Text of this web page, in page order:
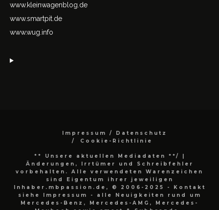
www.kleinwagenblog.de
www.smartpit.de
www.wug.info
Impressum / Datenschutz
Cookie-Richtlinie
** Unsere aktuellen Mediadaten **/
|
Änderungen, Irrtümer und Schreibfehler
vorbehalten. Alle verwendeten Warenzeichen
sind Eigentum ihrer jeweiligen
Inhaber.mbpassion.de, © 2006-2025 - Kontakt
siehe Impressum - alle Neuigkeiten rund um
Mercedes-Benz, Mercedes-AMG, Mercedes-